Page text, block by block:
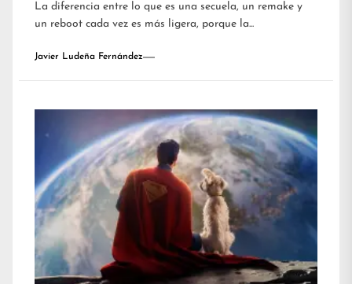
La diferencia entre lo que es una secuela, un remake y
un reboot cada vez es más ligera, porque la...
Javier Ludeña Fernández